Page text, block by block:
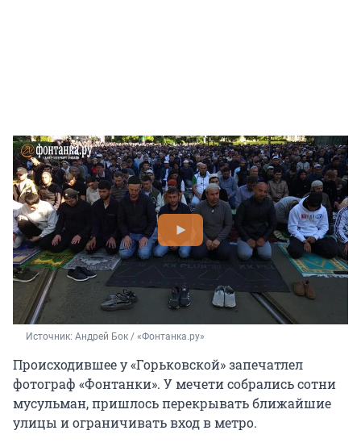
Источник: Андрей Бок / «Фонтанка.ру»
Происходившее у «Горьковской» запечатлел
фотограф «Фонтанки». У мечети собрались сотни
мусульман, пришлось перекрывать ближайшие
улицы и ограничивать вход в метро.